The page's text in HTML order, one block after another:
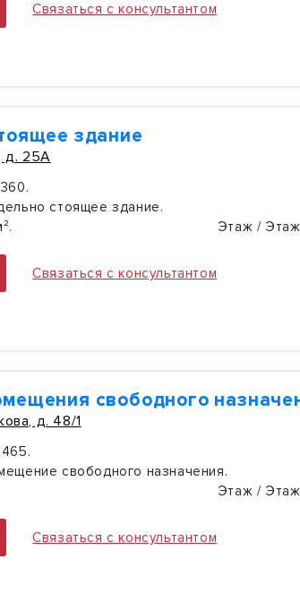
Связаться с консультантом
здание
д. 25А
стоящее здание.
Этаж /
Связаться с консультантом
свободного
д. 48/1
свободного назначения.
Этаж /
Связаться с консультантом